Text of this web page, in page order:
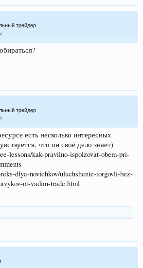
трейдер
трейдер
есть несколько интересных
что он своё дело знает)
lessons/kak-pravilno-ispolzovat-obem-pri-
dlya-novichkov/uluchshenie-torgovli-bez-
ot-vadim-trade.html